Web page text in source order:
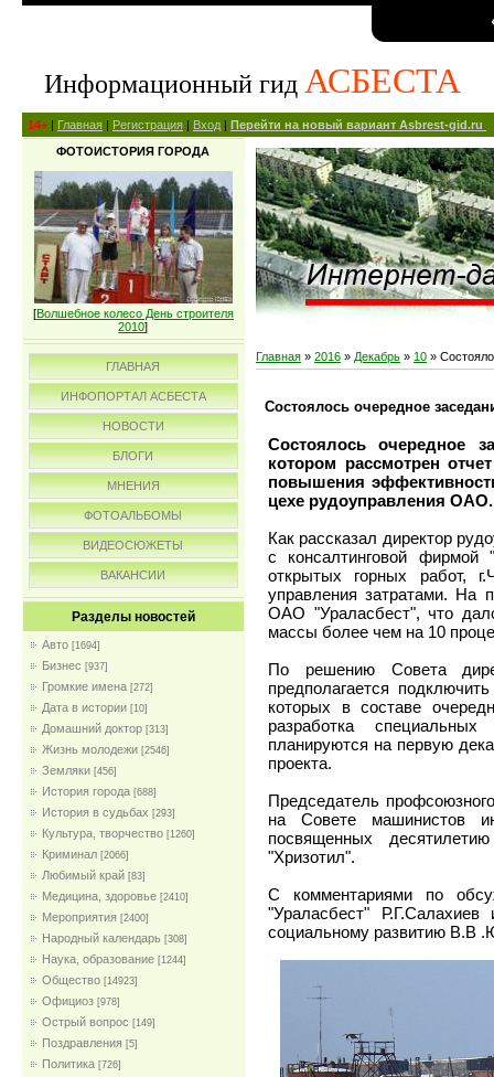
Информационный гид АСБЕСТА
14+ | Главная | Регистрация | Вход | Перейти на новый вариант Asbrest-gid.ru
ФОТОИСТОРИЯ ГОРОДА
[Волшебное колесо День строителя
2010]
ГЛАВНАЯ
ИНФОПОРТАЛ АСБЕСТА
НОВОСТИ
БЛОГИ
МНЕНИЯ
ФОТОАЛЬБОМЫ
ВИДЕОСЮЖЕТЫ
ВАКАНСИИ
Разделы новостей
Авто [1694]
Бизнес [937]
Громкие имена [272]
Дата в истории [10]
Домашний доктор [313]
Жизнь молодежи [2546]
Земляки [456]
История города [688]
История в судьбах [293]
Культура, творчество [1260]
Криминал [2066]
Любимый край [83]
Медицина, здоровье [2410]
Мероприятия [2400]
Народный календарь [308]
Наука, образование [1244]
Общество [14923]
Официоз [978]
Острый вопрос [149]
Поздравления [5]
Политика [726]
Главная » 2016 » Декабрь » 10 »
Состоялось очередное
Состоялось очередное
котором рассмотрен
повышения
цехе рудоуправления ОАО.
Как рассказал директор
с консалтинговой фирмой
открытых горных работ,
управления затратами. На
ОАО "Ураласбест", что
массы более чем на 10
По решению Совета
предполагается
которых в составе
разработка
планируются на первую
проекта.
Председатель
на Совете машинистов
посвященных
"Хризотил".
С комментариями по
"Ураласбест"
социальному развитию В.В